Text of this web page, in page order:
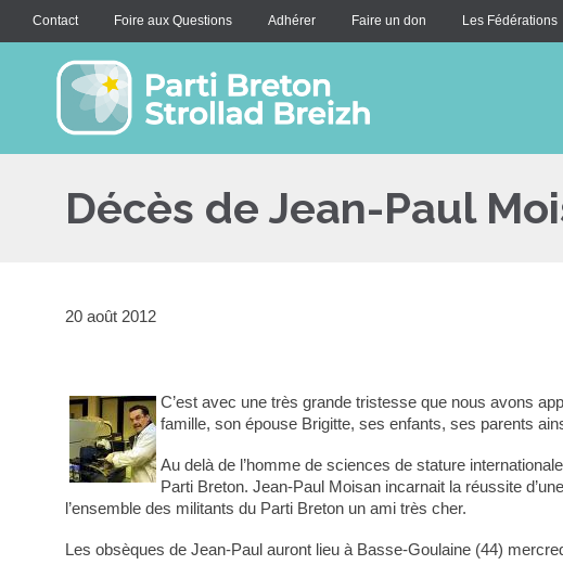
Contact Foire aux Questions Adhérer Faire un don Les Fédérations
Décès de Jean-Paul
20 août 2012
C’est avec une très grande tristesse que nous avons
famille, son épouse Brigitte, ses enfants, ses parents
Au delà de l’homme de sciences de stature
Parti Breton. Jean-Paul Moisan incarnait la réussite
l’ensemble des militants du Parti Breton un ami très cher.
Les obsèques de Jean-Paul auront lieu à Basse-Goulaine (44)